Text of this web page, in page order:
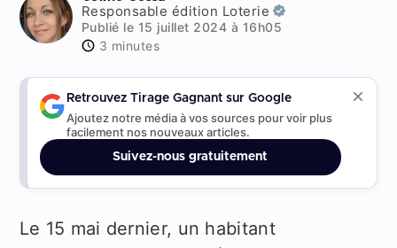
Responsable édition Loterie
Publié le 15 juillet 2024 à 16h05
3 minutes
Retrouvez Tirage Gagnant sur Google
Ajoutez notre média à vos sources pour voir plus
facilement nos nouveaux articles.
Suivez-nous gratuitement
Le 15 mai dernier, un habitant